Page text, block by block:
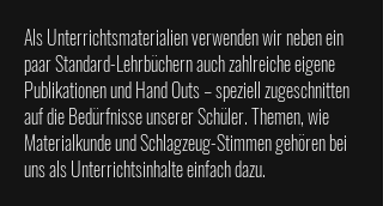
Als Unterrichtsmaterialien verwenden wir neben ein
paar Standard-Lehrbüchern auch zahlreiche eigene
Publikationen und Hand Outs – speziell zugeschnitten
auf die Bedürfnisse unserer Schüler. Themen, wie
Materialkunde und Schlagzeug-Stimmen gehören bei
uns als Unterrichtsinhalte einfach dazu.